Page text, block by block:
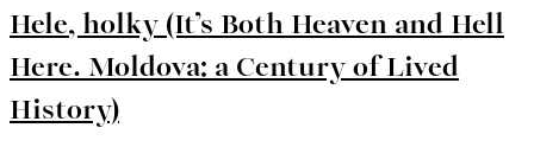
Hele, holky (It’s Both Heaven and Hell
Here. Moldova: a Century of Lived
History)